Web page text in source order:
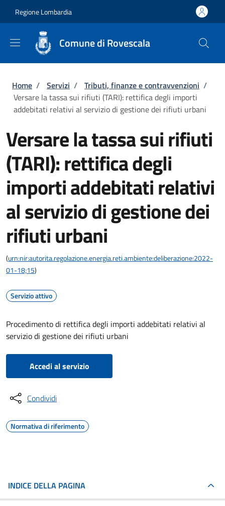
Regione Lombardia
Comune di Rovescala
Briciole di pane
Home / Servizi / Tributi, finanze e contravvenzioni /
Versare la tassa sui rifiuti (TARI): rettifica degli importi
addebitati relativi al servizio di gestione dei rifiuti urbani
Versare la tassa sui rifiuti
(TARI): rettifica degli
importi addebitati relativi
al servizio di gestione dei
rifiuti urbani
(urn:nir:autorita.regolazione.energia.reti.ambiente:deliberazione:2022-
01-18;15)
Servizio attivo
Procedimento di rettifica degli importi addebitati relativi al
servizio di gestione dei rifiuti urbani
Accedi al servizio
Condividi
Normativa di riferimento
INDICE DELLA PAGINA